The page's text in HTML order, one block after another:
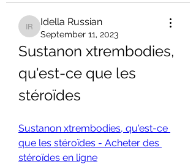
Idella Russian
Idella Russian
September 11, 2023
Sustanon xtrembodies,
qu'est-ce que les
stéroïdes
Sustanon xtrembodies, qu'est-ce
que les stéroïdes - Acheter des
stéroïdes en ligne